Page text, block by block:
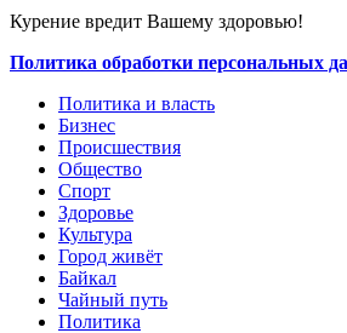
Курение вредит Вашему здоровью!
Политика обработки персональных
Политика и власть
Бизнес
Происшествия
Общество
Cпорт
Здоровье
Культура
Город живёт
Байкал
Чайный путь
Политика